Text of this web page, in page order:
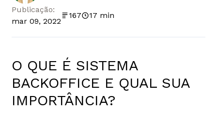
Publicação:
mar 09, 2022
167 17 min
O QUE É SISTEMA
BACKOFFICE E QUAL SUA
IMPORTÂNCIA?